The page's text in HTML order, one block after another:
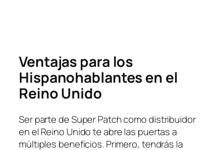
Ventajas para los
Hispanohablantes en el
Reino Unido
Ser parte de Super Patch como distribuidor
en el Reino Unido te abre las puertas a
múltiples beneficios. Primero, tendrás la